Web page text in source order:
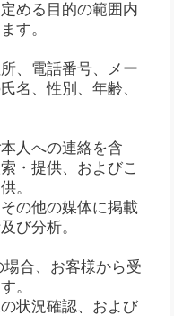
める目的の範囲内
す。
、電話番号、メー
名、性別、年齢、
人への連絡を含
・提供、およびこ
。
の他の媒体に掲載
び分析。
場合、お客様から受
。
状況確認、および